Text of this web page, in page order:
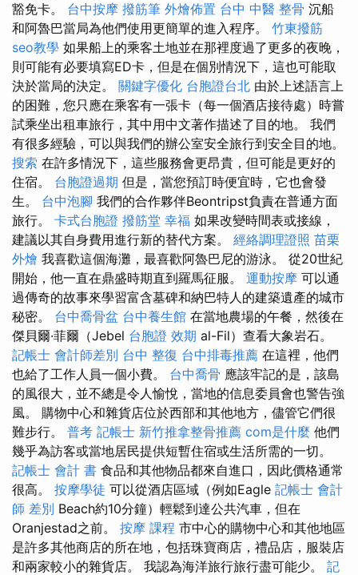
豁免卡。 台中按摩 撥筋筆 外燴佈置 台中 中醫 整骨 沉船
和阿魯巴當局為他們使用更簡單的進入程序。 竹東撥筋
seo教學 如果船上的乘客土地並在那裡度過了更多的夜晚，
則可能有必要填寫ED卡，但是在個別情況下，這也可能取
決於當局的決定。 關鍵字優化 台胞證台北 由於上述語言上
的困難，您只應在乘客有一張卡（每一個酒店接待處）時嘗
試乘坐出租車旅行，其中用中文著作描述了目的地。 我們
有很多經驗，可以與我們的辦公室安全旅行到安全目的地。
搜索 在許多情況下，這些服務會更昂貴，但可能是更好的
住宿。 台胞證過期 但是，當您預訂時便宜時，它也會發
生。 台中泡腳 我們的合作夥伴Beontripst負責在普通方面
旅行。 卡式台胞證 撥筋堂 幸福 如果改變時間表或接線，
建議以其自身費用進行新的替代方案。 經絡調理證照 苗栗
外燴 我喜歡這個海灘，最喜歡阿魯巴尼的游泳。 從20世紀
開始，他一直在鼎盛時期直到羅馬征服。 運動按摩 可以通
過傳奇的故事來學習富含墓碑和納巴特人的建築遺產的城市
秘密。 台中喬骨盆 台中養生館 在當地農場的午餐，然後在
傑貝爾·菲爾（Jebel 台胞證 效期 al-Fil）查看大象岩石。
記帳士 會計師差別 台中 整復 台中排毒推薦 在這裡，他們
也給了工作人員一個小費。 台中喬骨 應該牢記的是，該島
的風很大，並不總是令人愉悅，當地的信息委員會也警告強
風。 購物中心和雜貨店位於西部和其他地方，儘管它們很
難步行。 普考 記帳士 新竹推拿整骨推薦 com是什麼 他們
幾乎為訪客或當地居民提供短暫住宿或生活所需的一切。
記帳士 會計 書 食品和其他物品都來自進口，因此價格通常
很高。 按摩學徒 可以從酒店區域（例如Eagle 記帳士 會計
師 差別 Beach約10分鐘）輕鬆到達公共汽車，但在
Oranjestad之前。 按摩 課程 市中心的購物中心和其他地區
是許多其他商店的所在地，包括珠寶商店，禮品店，服裝店
和兩家較小的雜貨店。 我認為海洋旅行旅行盡可能少。 記